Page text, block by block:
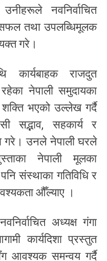
नवनिर्वाचित
सफल तथा उपलब्धिमूलक
गरे।
कार्यबाहक राजदुत
नेपाली समुदायका
भएको उल्लेख गर्दै
सद्भाव, सहकार्य र
गरे। उनले नेपाली घरले
नेपाली मूलका
संस्थाका गतिविधि र
औँल्याए ।
अध्यक्ष गंगा
कार्यदिशा प्रस्तुत
आवश्यक समन्वय गर्दै